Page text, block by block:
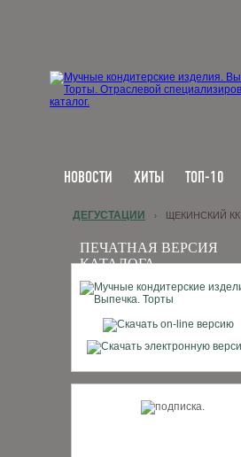
НОВОСТИ ХИТЫ ТОП-10
ПЕЧАТНАЯ ВЕРСИЯ
КАТАЛОГА
ДЕГУСТАЦИИ › ЩЕКИНСКИЙ КК